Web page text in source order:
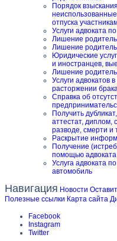
Порядок
отпуска
Услуги адвоката
Лишение
Лишение
Юридические
и иностранцев,
Лишение
Услуги адвокатов
расторжении
Справка об
Получить
аттестат, диплом,
разводе, смерти и
Раскрытие
Получение
помощью адвоката
Услуга адвоката
автомобиль
Навигация Новости
Полезные ссылки Карта сайта
Facebook
Instagram
Twitter